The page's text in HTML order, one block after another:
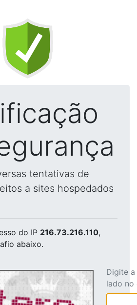
tentativas de
a sites hospedados
do IP 216.73.216.110,
abaixo.
Digite
lado no